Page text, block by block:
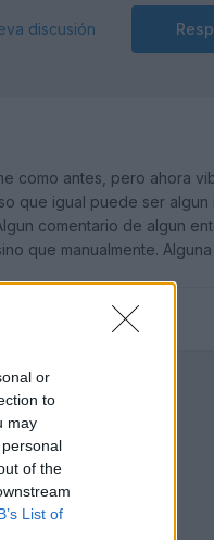
or
to
may
of the
List of
discusión
como antes, pero ahora
que igual puede ser
comentario de algun
que manualmente. Alguna